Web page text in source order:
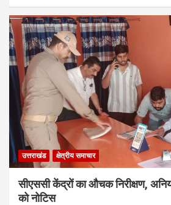
उत्तराखंड क्षेत्रीय समाचार
सीएससी केंद्रों का औचक निरीक्षण,
को नोटिस